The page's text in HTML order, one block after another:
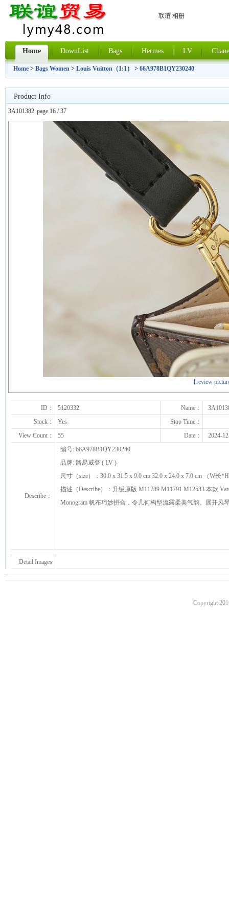
联谊 相册
Home DownList Bags Hermes LV
Home > Bags Women > Louis Vuitton（1:1） > 66A978B1QY230240
Product Info
3A101382 page 16 / 37
【review
下一张
ID： 5120332 Name：
Stock：
Yes
Stop Time：
View Count：
55 Date： 2024-
Describe：
编号: 66A978B1QY230240
品牌: 路易威登 ( LV )
尺寸（size）：30.0 x 31.5 x 9.0 cm 32.0 x 24.0 x 7.0 cm （W长
描述（Describe）：升级原版 M11789 M11791 M12533 本款
Monogram 帆布巧妙拼合，令几何构型流露柔美气韵。展开
Detail Images
Copyright